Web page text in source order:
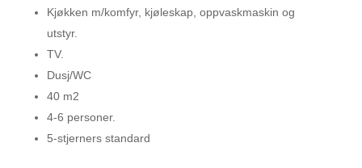
Kjøkken m/komfyr, kjøleskap, oppvaskmaskin og
utstyr.
TV.
Dusj/WC
40 m2
4-6 personer.
5-stjerners standard